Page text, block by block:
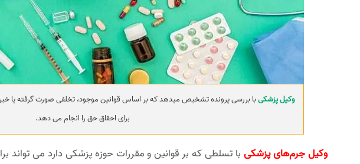
وکیل پزشکیبا بررسی پرونده تشخیص میدهد که بر اساس قوانین موجود، تخلفی صورت گرفته یا
برای احقاق حق را انجام می دهد.
وکیل جرم‌های پزشکی با تسلطی که بر قوانین و مقررات حوزه پزشکی دارد می